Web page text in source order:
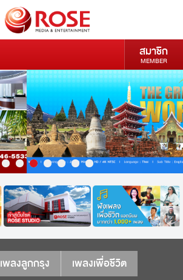
สมาชิก
MEMBER
เพลงลูกกรุง
เพลงเพื่อชีวิต